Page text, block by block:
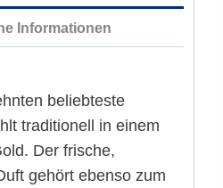
Informationen
beliebteste
traditionell in einem
Der frische,
gehört ebenso zum